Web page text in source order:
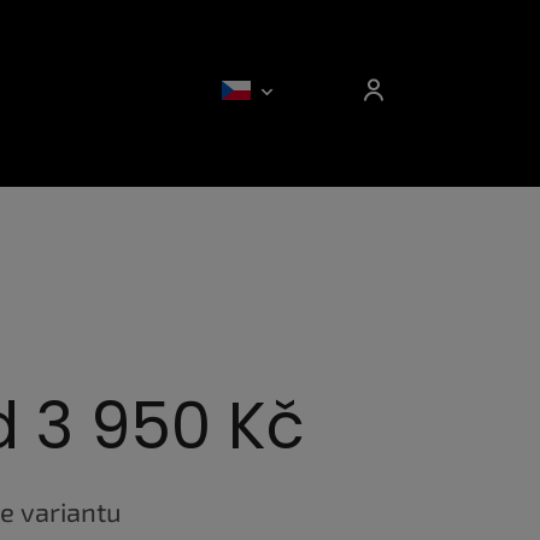
3 950 Kč
variantu